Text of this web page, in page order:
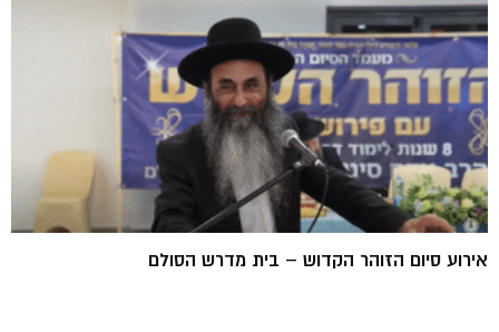
אירוע סיום הזוהר הקדוש – בית מדרש הסולם